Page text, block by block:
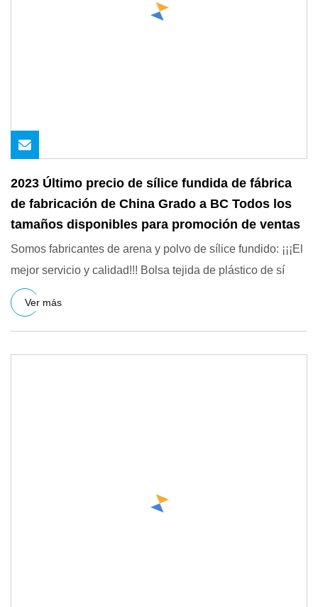
2023 Último precio de sílice fundida de fábrica
de fabricación de China Grado a BC Todos los
tamaños disponibles para promoción de ventas
Somos fabricantes de arena y polvo de sílice fundido: ¡¡¡El
mejor servicio y calidad!!! Bolsa tejida de plástico de sí
Ver más